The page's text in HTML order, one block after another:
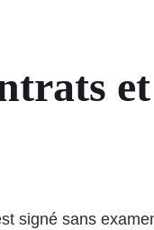
et
signé sans